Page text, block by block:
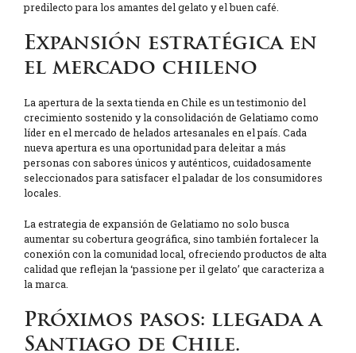
predilecto para los amantes del gelato y el buen café.
Expansión estratégica en
el mercado chileno
La apertura de la sexta tienda en Chile es un testimonio del
crecimiento sostenido y la consolidación de Gelatiamo como
líder en el mercado de helados artesanales en el país. Cada
nueva apertura es una oportunidad para deleitar a más
personas con sabores únicos y auténticos, cuidadosamente
seleccionados para satisfacer el paladar de los consumidores
locales.
La estrategia de expansión de Gelatiamo no solo busca
aumentar su cobertura geográfica, sino también fortalecer la
conexión con la comunidad local, ofreciendo productos de alta
calidad que reflejan la ‘passione per il gelato’ que caracteriza a
la marca.
Próximos pasos: llegada a
Santiago de Chile.